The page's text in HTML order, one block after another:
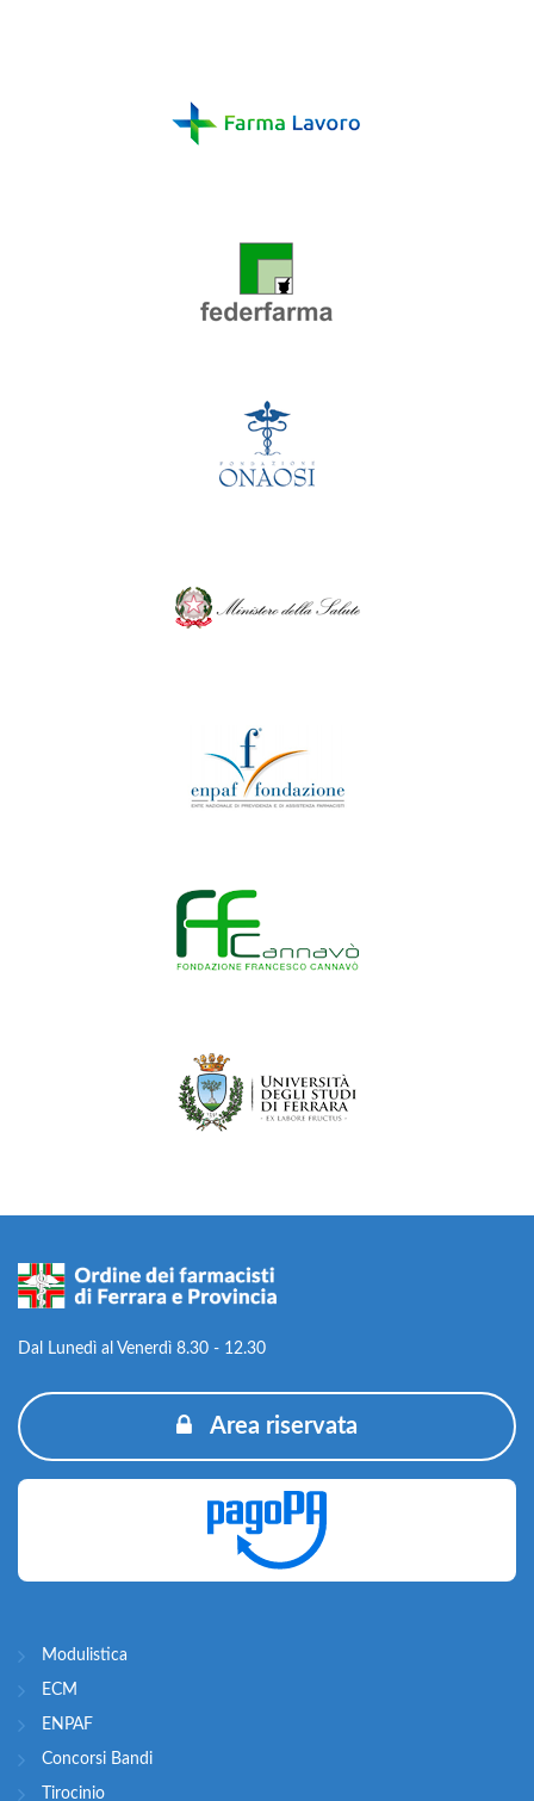
Dal Lunedì al Venerdì 8.30 - 12.30
Area riservata
Modulistica
ECM
ENPAF
Concorsi Bandi
Tirocinio